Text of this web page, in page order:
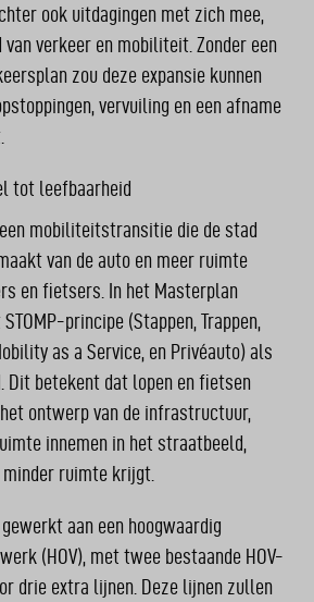
ook uitdagingen met zich mee,
verkeer en mobiliteit. Zonder een
zou deze expansie kunnen
vervuiling en een afname
tot leefbaarheid
mobiliteitstransitie die de stad
van de auto en meer ruimte
en fietsers. In het Masterplan
principe (Stappen, Trappen,
as a Service, en Privéauto) als
Dit betekent dat lopen en fietsen
ontwerp van de infrastructuur,
innemen in het straatbeeld,
ruimte krijgt.
aan een hoogwaardig
(HOV), met twee bestaande HOV-
drie extra lijnen. Deze lijnen zullen